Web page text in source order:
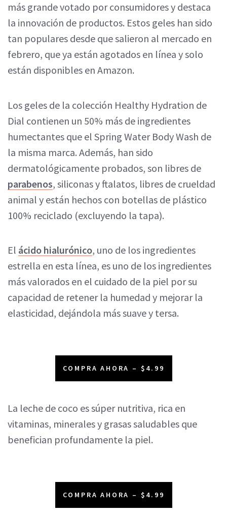
más grande votado por consumidores y destaca
la innovación de productos. Estos geles han sido
tan populares desde que salieron al mercado en
febrero, que ya están agotados en línea y solo
están disponibles en Amazon.
Los geles de la colección Healthy Hydration de
Dial contienen un 50% más de ingredientes
humectantes que el Spring Water Body Wash de
la misma marca. Además, han sido
dermatológicamente probados, son libres de
parabenos, siliconas y ftalatos, libres de crueldad
animal y están hechos con botellas de plástico
100% reciclado (excluyendo la tapa).
El ácido hialurónico, uno de los ingredientes
estrella en esta línea, es uno de los ingredientes
más valorados en el cuidado de la piel por su
capacidad de retener la humedad y mejorar la
elasticidad, dejándola más suave y tersa.
COMPRA AHORA – $4.99
La leche de coco es súper nutritiva, rica en
vitaminas, minerales y grasas saludables que
benefician profundamente la piel.
COMPRA AHORA – $4.99